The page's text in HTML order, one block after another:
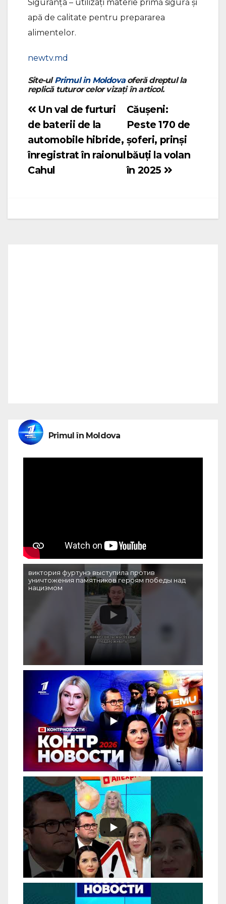
Siguranța – utilizați materie primă sigură și
apă de calitate pentru prepararea
alimentelor.
newtv.md
Site-ulPrimul in Moldovaoferă dreptul la
replică tuturor celor vizați în articol.
Navigare
în
articole
Căușeni:
Peste 170 de
șoferi, prinși
băuți la volan
în 2025
Un val de furturi
de baterii de la
automobile hibride,
înregistrat în raionul
Cahul
Primul în Moldova
виктория фуртунэ выступила против
уничтожения памятников героям победы над
нацизмом